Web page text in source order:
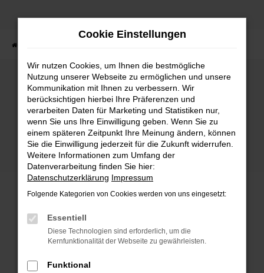
Zum
Fehler: Network Error
Beim Laden ist ein Fehler aufgetreten.
Hier sind ein paar Tipps, die dir helfen können:
Überprüfe deine Firewall und deine
Internetverbindung.
Laden andere Webseiten, zum Beispiel deine
Suchmaschine?
Prüfe deine Browsererweiterungen.
Manche Erweiterungen, wie Werbeblocker,
können das Laden bestimmter Seiten
anderen Browser oder in einem privaten
Cookie Einstellungen
Wir nutzen Cookies, um Ihnen die bestmögliche
Nutzung unserer Webseite zu ermöglichen und unsere
Kommunikation mit Ihnen zu verbessern. Wir
berücksichtigen hierbei Ihre Präferenzen und
verarbeiten Daten für Marketing und Statistiken nur,
wenn Sie uns Ihre Einwilligung geben. Wenn Sie zu
einem späteren Zeitpunkt Ihre Meinung ändern, können
Sie die Einwilligung jederzeit für die Zukunft widerrufen.
Weitere Informationen zum Umfang der
Datenverarbeitung finden Sie hier:
Datenschutzerklärung Impressum
Folgende Kategorien von Cookies werden von uns eingesetzt:
Essentiell
Diese Technologien sind erforderlich, um die
Kernfunktionalität der Webseite zu gewährleisten.
Funktional